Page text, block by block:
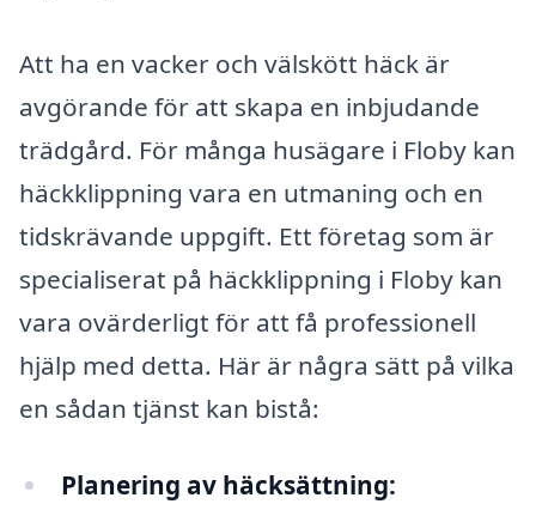
Att ha en vacker och välskött häck är
avgörande för att skapa en inbjudande
trädgård. För många husägare i Floby kan
häckklippning vara en utmaning och en
tidskrävande uppgift. Ett företag som är
specialiserat på häckklippning i Floby kan
vara ovärderligt för att få professionell
hjälp med detta. Här är några sätt på vilka
en sådan tjänst kan bistå:
Planering av häcksättning: